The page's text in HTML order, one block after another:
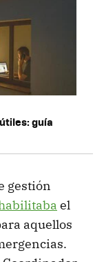
guía
gestión
el
aquellos